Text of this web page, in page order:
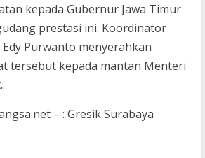
kepada Gubernur Jawa Timur
prestasi ini. Koordinator
Purwanto menyerahkan
tersebut kepada mantan Menteri
– : Gresik Surabaya